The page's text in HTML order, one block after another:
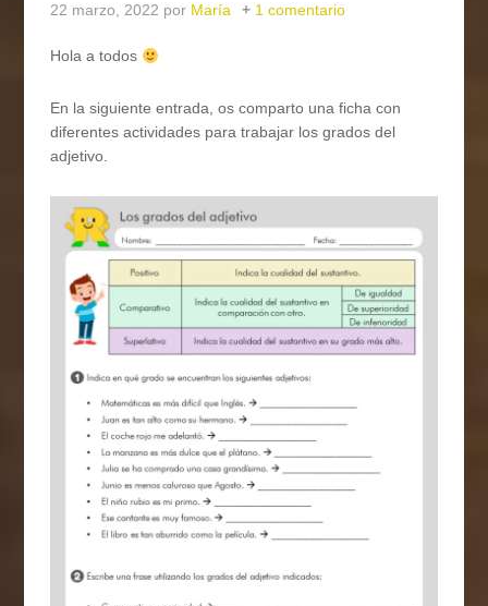
22 marzo, 2022 por María 1 comentario
Hola a todos
En la siguiente entrada, os comparto una ficha con
diferentes actividades para trabajar los grados del
adjetivo.